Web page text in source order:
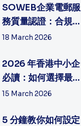
SOWEB企業電郵服
務質量認證：合規
與專業的雙重背書
18 March 2026
2026 年香港中小企
必讀：如何選擇最
穩定的公司電子郵
15 March 2026
5 分鐘教你如何設定